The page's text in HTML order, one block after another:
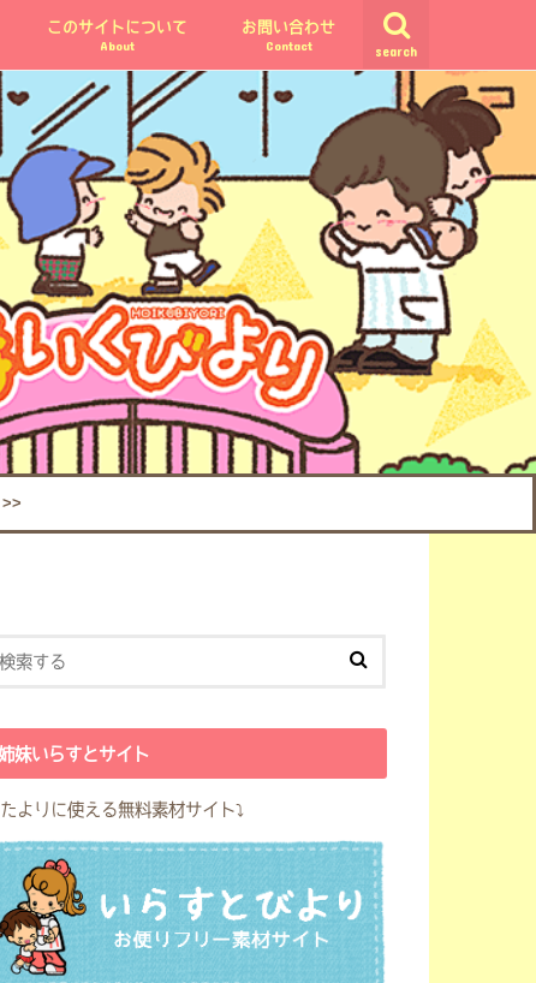
search
このサイトについて
About
お問い合わせ
Contact
妹いらすとサイト
よりに使える無料素材サイト⤵︎